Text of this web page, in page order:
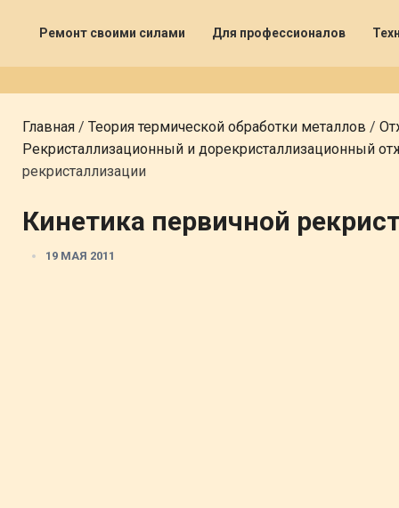
Ремонт своими силами Для профессионалов
Главная / Теория термической обработки металлов /
Рекристаллизационный и дорекристаллизационный
рекристаллизации
Кинетика первичной
19 МАЯ 2011